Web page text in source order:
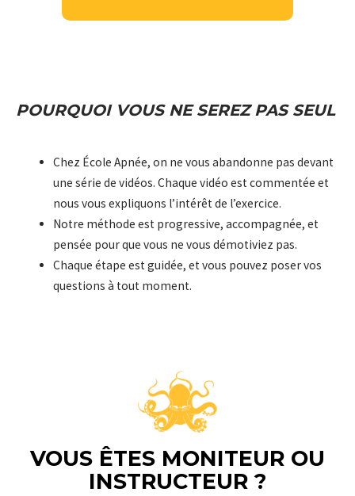
POURQUOI VOUS NE SEREZ PAS SEUL
Chez École Apnée, on ne vous abandonne pas devant
une série de vidéos. Chaque vidéo est commentée et
nous vous expliquons l’intérêt de l’exercice.
Notre méthode est progressive, accompagnée, et
pensée pour que vous ne vous démotiviez pas.
Chaque étape est guidée, et vous pouvez poser vos
questions à tout moment.
VOUS ÊTES MONITEUR OU
INSTRUCTEUR ?